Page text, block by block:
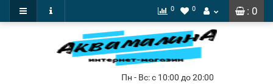
: 0
0 0
Пн - Вс: с 10:00 до 20:00